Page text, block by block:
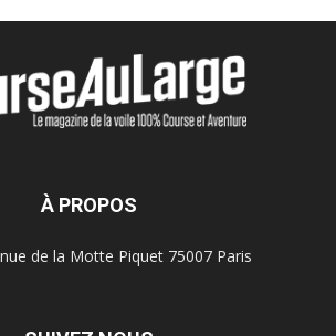
À PROPOS
de la Motte Piquet 75007 Paris